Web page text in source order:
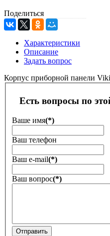
Поделиться
Характеристики
Описание
Задать вопрос
Корпус приборной панели
Есть вопросы по
Ваше имя(*)
Ваш телефон
Ваш е-mail(*)
Ваш вопрос(*)
Отправить